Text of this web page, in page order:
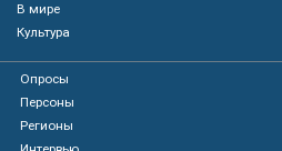
В мире
Культура
Опросы
Персоны
Регионы